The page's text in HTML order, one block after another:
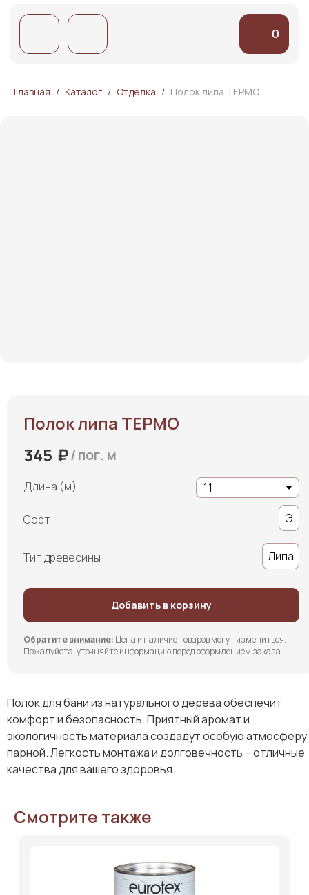
Главная Каталог Отделка Полок липа ТЕРМО
Полок липа ТЕРМО
345 ₽/пог. м
Длина (м)
Сорт Э
Тип древесины Липа
Добавить в корзину
Обратите внимание: Цена и наличие товаров могут измениться.
Пожалуйста, уточняйте информацию перед оформлением заказа.
Полок для бани из натурального дерева обеспечит
комфорт и безопасность. Приятный аромат и
экологичность материала создадут особую атмосферу
парной. Легкость монтажа и долговечность – отличные
качества для вашего здоровья.
Смотрите также